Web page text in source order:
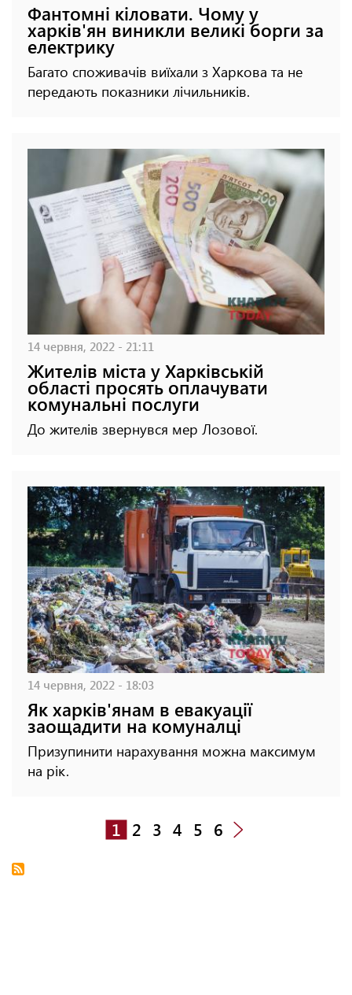
Фантомні кіловати. Чому у
харків'ян виникли великі борги за
електрику
Багато споживачів виїхали з Харкова та не
передають показники лічильників.
14 червня, 2022 - 21:11
Жителів міста у Харківській
області просять оплачувати
комунальні послуги
До жителів звернувся мер Лозової.
14 червня, 2022 - 18:03
Як харків'янам в евакуації
заощадити на комуналці
Призупинити нарахування можна максимум
на рік.
1 2 3 4 5 6